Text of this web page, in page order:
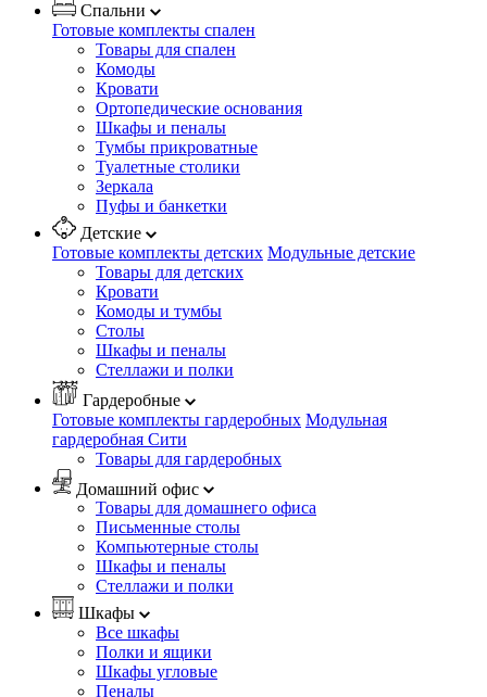
Спальни
Готовые комплекты спален
Товары для спален
Комоды
Кровати
Ортопедические основания
Шкафы и пеналы
Тумбы прикроватные
Туалетные столики
Зеркала
Пуфы и банкетки
Детские
Готовые комплекты детских Модульные детские
Товары для детских
Кровати
Комоды и тумбы
Столы
Шкафы и пеналы
Стеллажи и полки
Гардеробные
Готовые комплекты гардеробных Модульная
гардеробная Сити
Товары для гардеробных
Домашний офис
Товары для домашнего офиса
Письменные столы
Компьютерные столы
Шкафы и пеналы
Стеллажи и полки
Шкафы
Все шкафы
Полки и ящики
Шкафы угловые
Пеналы